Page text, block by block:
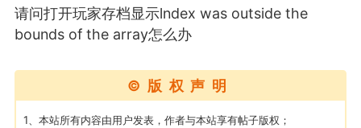
请问打开玩家存档显示lndex was outside the
bounds of the array怎么办
©版权声明
1、本站所有内容由用户发表，作者与本站享有帖子版权；